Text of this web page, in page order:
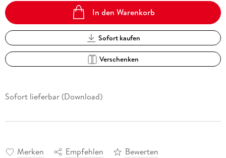
In den Warenkorb
Sofort kaufen
Verschenken
Sofort lieferbar (Download)
Merken Empfehlen Bewerten